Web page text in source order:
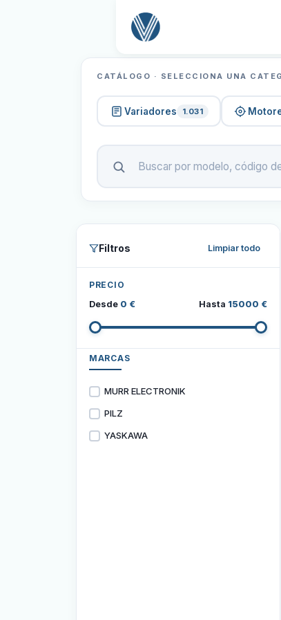
CATÁLOGO · SELECCIONA UNA
Variadores 1.031
Filtros Limpiar todo
PRECIO
Desde 0 € Hasta 15000 €
MARCAS
MURR ELECTRONIK
PILZ
YASKAWA